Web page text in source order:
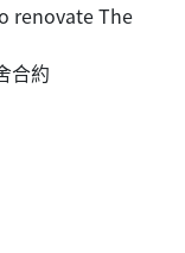
renovate The
合約